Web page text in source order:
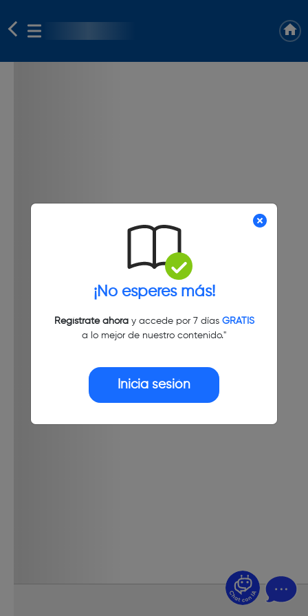
¡No esperes más!
Regístrate ahoray accede por 7 días GRATIS
a lo mejor de nuestro contenido."
Inicia sesión